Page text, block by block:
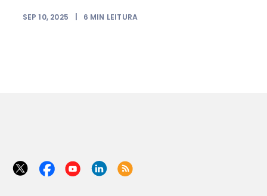
SEP 10, 2025 6 MIN LEITURA